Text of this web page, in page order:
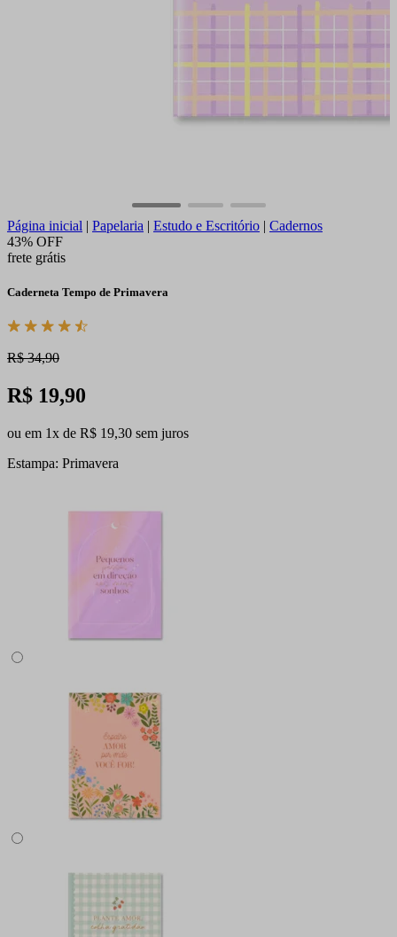
Página inicial | Papelaria | Estudo e Escritório | Cadernos
43% OFF
frete grátis
Caderneta Tempo de Primavera
R$ 34,90
R$ 19,90
ou em 1x de R$ 19,30 sem juros
Estampa: Primavera